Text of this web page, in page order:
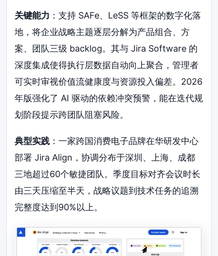
关键能力 ：支持 SAFe、LeSS 等框架的数字化落
地，将企业战略主题逐层分解为产品组合、方
案、团队三级 backlog。其与 Jira Software 的
深度集成使得执行层数据自动向上聚合，管理者
可实时审视价值流健康度与资源投入偏差。2026
年版强化了 AI 驱动的依赖冲突预警，能在迭代规
划阶段提示跨团队阻塞风险。
典型实践 ：一家跨国消费电子品牌在华研发中心
部署 Jira Align，协调分布于深圳、上海、成都
三地超过60个敏捷团队。季度目标对齐会议时长
由三天压缩至半天，战略议题到技术任务的追溯
完整度达到90%以上。